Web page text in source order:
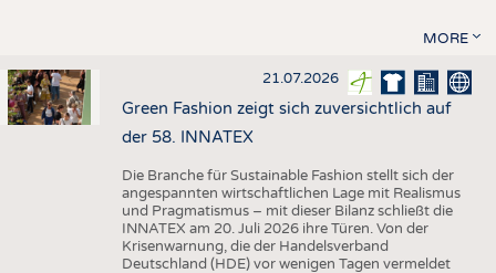
MORE
21.07.2026
Green Fashion zeigt sich zuversichtlich auf
der 58. INNATEX
Die Branche für Sustainable Fashion stellt sich der
angespannten wirtschaftlichen Lage mit Realismus
und Pragmatismus – mit dieser Bilanz schließt die
INNATEX am 20. Juli 2026 ihre Türen. Von der
Krisenwarnung, die der Handelsverband
Deutschland (HDE) vor wenigen Tagen vermeldet